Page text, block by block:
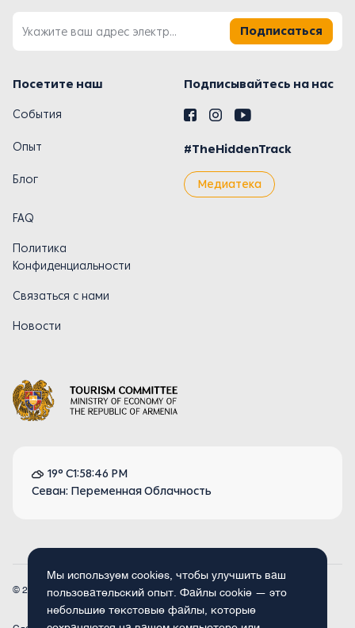
Мы используем cookies, чтобы улучшить ваш
пользовательский опыт. Файлы cookie — это
небольшие текстовые файлы, которые
Подписаться
Посетите наш Подписывайтесь на нас
События
Опыт #TheHiddenTrack
Блог Медиатека
FAQ
Политика
Конфиденциальности
Связаться с нами
Новости
19° C1:58:46 PM
Севан: Переменная Облачность
© 2026 Armenia.travel. Все права защищены.